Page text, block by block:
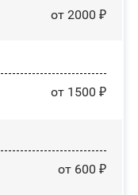
от 2000 ₽
от 1500 ₽
от 600 ₽